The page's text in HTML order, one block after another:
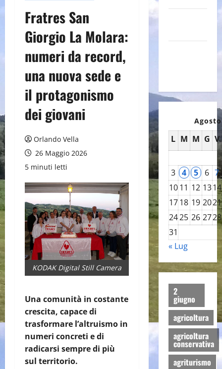
Fratres San
Giorgio La Molara:
numeri da record,
una nuova sede e
il protagonismo
dei giovani
Orlando Vella
26 Maggio 2026
5 minuti letti
KODAK Digital Still Camera
Una comunità in costante
crescita, capace di
trasformare l’altruismo in
numeri concreti e di
radicarsi sempre di più
sul territorio.
L M M G V
3 4 5 6 7
10 11 12 1314
17 18 19 2021
2425 26 2728
31
« Lug
2
giugno
agricoltura
agricoltura
conservativa
agriturismo